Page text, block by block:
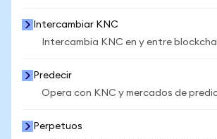
Intercambiar KNC
Intercambia KNC en y entre
Predecir
Opera con KNC y mercados de
Perpetuos